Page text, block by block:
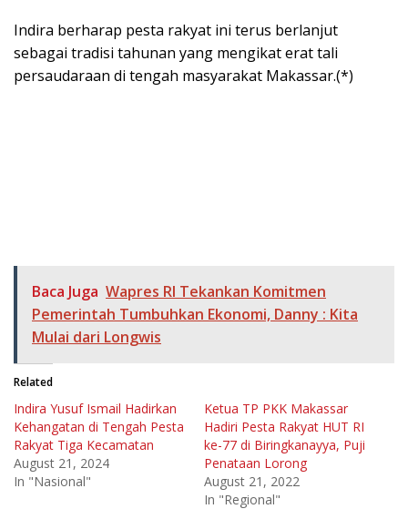
Indira berharap pesta rakyat ini terus berlanjut
sebagai tradisi tahunan yang mengikat erat tali
persaudaraan di tengah masyarakat Makassar.(*)
Baca Juga Wapres RI Tekankan Komitmen
Pemerintah Tumbuhkan Ekonomi, Danny : Kita
Mulai dari Longwis
Related
Indira Yusuf Ismail Hadirkan
Kehangatan di Tengah Pesta
Rakyat Tiga Kecamatan
August 21, 2024
In "Nasional"
Ketua TP PKK Makassar
Hadiri Pesta Rakyat HUT RI
ke-77 di Biringkanayya, Puji
Penataan Lorong
August 21, 2022
In "Regional"